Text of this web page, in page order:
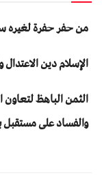
من حفر حفرة لغيره
الإسلام دين
الثمن الباهظ
والفساد على مستقبل